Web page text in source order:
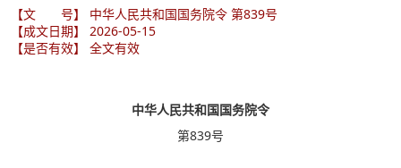
【文 号】 中华人民共和国国务院令 第839号
【成文日期】 2026-05-15
【是否有效】 全文有效
中华人民共和国国务院令
第839号